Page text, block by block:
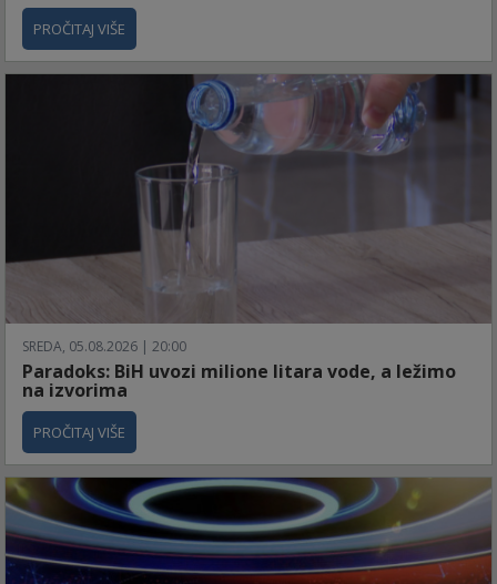
PROČITAJ VIŠE
SREDA, 05.08.2026 | 20:00
Paradoks: BiH uvozi milione litara vode, a ležimo
na izvorima
PROČITAJ VIŠE